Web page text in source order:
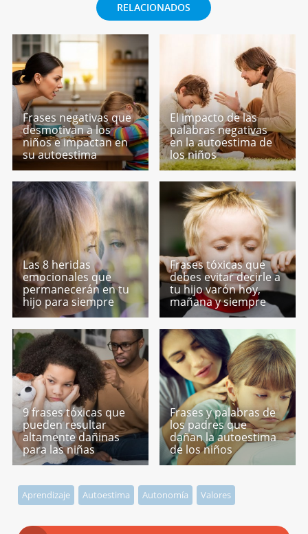
RELACIONADOS
Frases negativas que
desmotivan a los
niños e impactan en
su autoestima
El impacto de las
palabras negativas
en la autoestima de
los niños
Las 8 heridas
emocionales que
permanecerán en tu
hijo para siempre
Frases tóxicas que
debes evitar decirle a
tu hijo varón hoy,
mañana y siempre
9 frases tóxicas que
pueden resultar
altamente dañinas
para las niñas
Frases y palabras de
los padres que
dañan la autoestima
de los niños
Aprendizaje Autoestima Autonomía Valores